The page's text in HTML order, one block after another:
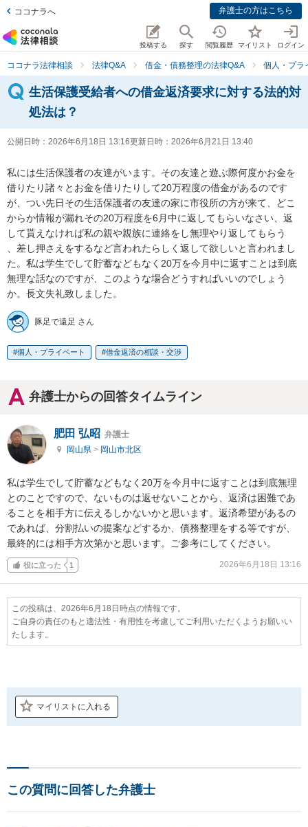
ココナラへ 弁護士の方はこちら
投稿する 探す 閲覧履歴 マイリスト ログイン
ココナラ法律相談 法律Q&A 借金・債務整理の法律Q&A 個人・プラ
生活保護受給者への借金返済要求に対する法的対
処法は？
公開日時： 2026年6月18日 13:16更新日時： 2026年6月21日 13:40
私には生活保護者の友達がいます。その友達と遊ぶ際何度かお金を
借りたり諸々とお金を借りたりして20万程度の借金があるのです
が、つい先日その生活保護者の友達の家に市役所の方が来て、どこ
からか情報が漏れその20万程度を6月中に返してもらいなさい、返
して貰えなければ私の親や親族に連絡をし無理やり返してもらう
、差し押さえをするなど言われたらしく返して欲しいと言われまし
た。私は学生でして貯蓄などもなく20万を今月中に返すことは到底
無理な話なのですが、このような場合どうすればいいのでしょう
か。長文失礼致しました。
豚足で遠足 さん
個人・プライベート 借金返済の相談・交渉
弁護士からの回答タイムライン
肥田 弘昭 弁護士
岡山県 > 岡山市北区
私は学生でして貯蓄などもなく20万を今月中に返すことは到底無理
とのことですので、ないものは返せないことから、返済は困難であ
ることを相手方に伝えるしかないかと思います。返済希望があるの
であれば、分割払いの提案などするか、債務整理をする等ですが、
最終的には相手方次第かと思います。ご参考にしてください。
役に立った 1 2026年6月18日 13:16
この投稿は、2026年6月18日時点の情報です。
ご自身の責任のもと適法性・有用性を考慮してご利用いただくようお願いい
たします。
マイリストに入れる
この質問に回答した弁護士